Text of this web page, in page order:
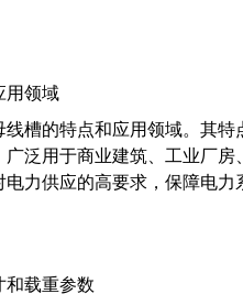
用领域
槽的特点和应用领域。其
广泛用于商业建筑、工业厂
力供应的高要求，保障电力
和载重参数